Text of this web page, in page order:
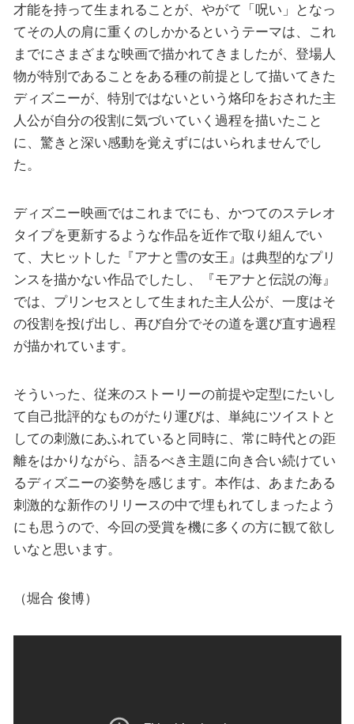
才能を持って生まれることが、やがて「呪い」となっ
てその人の肩に重くのしかかるというテーマは、これ
までにさまざまな映画で描かれてきましたが、登場人
物が特別であることをある種の前提として描いてきた
ディズニーが、特別ではないという烙印をおされた主
人公が自分の役割に気づいていく過程を描いたこと
に、驚きと深い感動を覚えずにはいられませんでし
た。
ディズニー映画ではこれまでにも、かつてのステレオ
タイプを更新するような作品を近作で取り組んでい
て、大ヒットした『アナと雪の女王』は典型的なプリ
ンスを描かない作品でしたし、『モアナと伝説の海』
では、プリンセスとして生まれた主人公が、一度はそ
の役割を投げ出し、再び自分でその道を選び直す過程
が描かれています。
そういった、従来のストーリーの前提や定型にたいし
て自己批評的なものがたり運びは、単純にツイストと
しての刺激にあふれていると同時に、常に時代との距
離をはかりながら、語るべき主題に向き合い続けてい
るディズニーの姿勢を感じます。本作は、あまたある
刺激的な新作のリリースの中で埋もれてしまったよう
にも思うので、今回の受賞を機に多くの方に観て欲し
いなと思います。
（堀合 俊博）